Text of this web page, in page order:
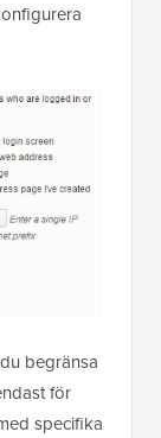
begränsa
för
specifika